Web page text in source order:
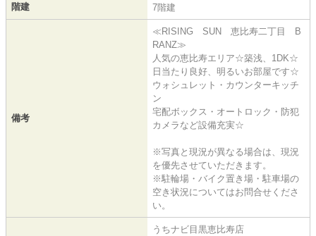
階建 7階建
備考
≪RISING SUN 恵比寿二丁目 B
RANZ≫
人気の恵比寿エリア☆築浅、1DK☆
日当たり良好、明るいお部屋です☆
ウォシュレット・カウンターキッチ
ン
宅配ボックス・オートロック・防犯
カメラなど設備充実☆
※写真と現況が異なる場合は、現況
を優先させていただきます。
※駐輪場・バイク置き場・駐車場の
空き状況についてはお問合せくださ
い。
うちナビ目黒恵比寿店